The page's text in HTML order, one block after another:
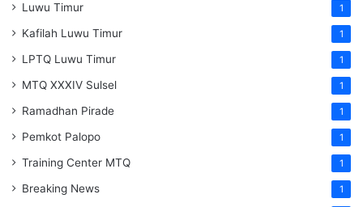
Luwu Timur 1
Kafilah Luwu Timur 1
LPTQ Luwu Timur 1
MTQ XXXIV Sulsel 1
Ramadhan Pirade 1
Pemkot Palopo 1
Training Center MTQ 1
Breaking News 1